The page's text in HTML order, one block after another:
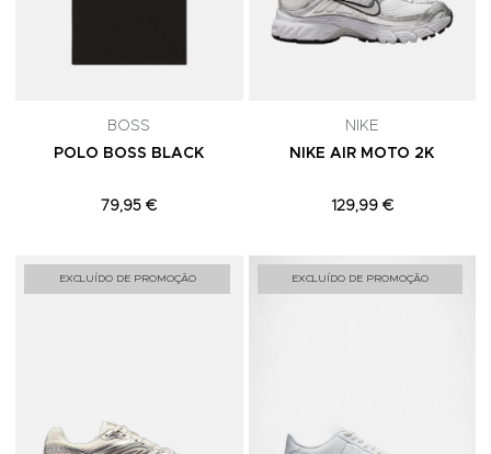
BOSS
POLO BOSS BLACK
79,95 €
NIKE
NIKE AIR MOTO 2K
129,99 €
EXCLUÍDO DE PROMOÇÃO Adicionar aos Favoritos
EXCLUÍDO DE PROMOÇÃO